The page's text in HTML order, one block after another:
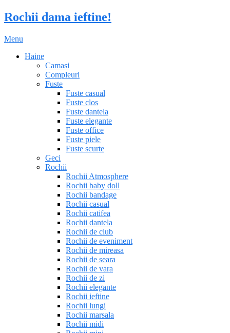
Rochii dama ieftine!
Menu
Haine
Camasi
Compleuri
Fuste
Fuste casual
Fuste clos
Fuste dantela
Fuste elegante
Fuste office
Fuste piele
Fuste scurte
Geci
Rochii
Rochii Atmosphere
Rochii baby doll
Rochii bandage
Rochii casual
Rochii catifea
Rochii dantela
Rochii de club
Rochii de eveniment
Rochii de mireasa
Rochii de seara
Rochii de vara
Rochii de zi
Rochii elegante
Rochii ieftine
Rochii lungi
Rochii marsala
Rochii midi